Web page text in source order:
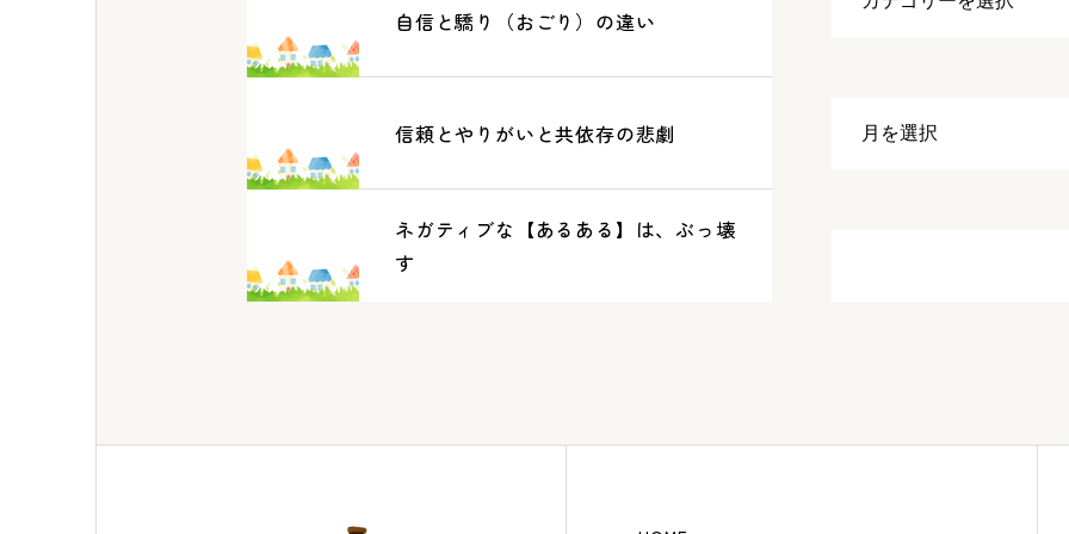
自信と驕り（おごり）の違い
信頼とやりがいと共依存の悲劇
ネガティブな【あるある】は、ぶっ壊
す